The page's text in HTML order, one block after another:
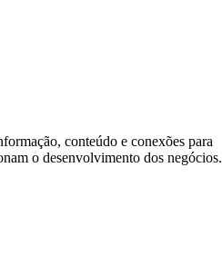
conteúdo e conexões para
o desenvolvimento dos negócios.